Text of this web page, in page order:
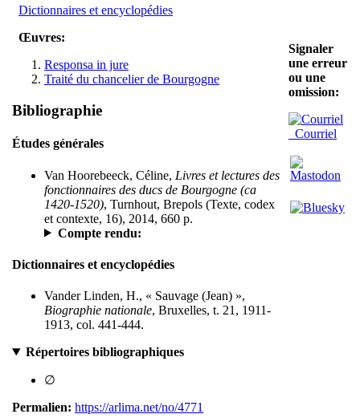
Dictionnaires et encyclopédies
Œuvres:
Responsa in jure
Traité du chancelier de Bourgogne
Bibliographie
Études générales
Van Hoorebeeck, Céline, Livres et lectures des
fonctionnaires des ducs de Bourgogne (ca
1420-1520), Turnhout, Brepols (Texte, codex
et contexte, 16), 2014, 660 p.
Compte rendu:
Dictionnaires et encyclopédies
Vander Linden, H., « Sauvage (Jean) »,
Biographie nationale, Bruxelles, t. 21, 1911-
1913, col. 441-444.
Répertoires bibliographiques
∅
Permalien: https://arlima.net/no/4771
Signaler
une erreur
ou une
omission:
Courriel